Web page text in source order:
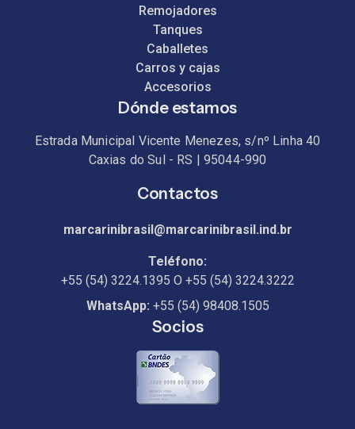
Remojadores
Tanques
Caballetes
Carros y cajas
Accesorios
Dónde estamos
Estrada Municipal Vicente Menezes, s/nº Linha 40
Caxias do Sul - RS | 95044-990
Contactos
marcarinibrasil@marcarinibrasil.ind.br
Teléfono:
+55 (54) 3224.1395 O +55 (54) 3224.3222
WhatsApp: +55 (54) 98408.1505
Socios